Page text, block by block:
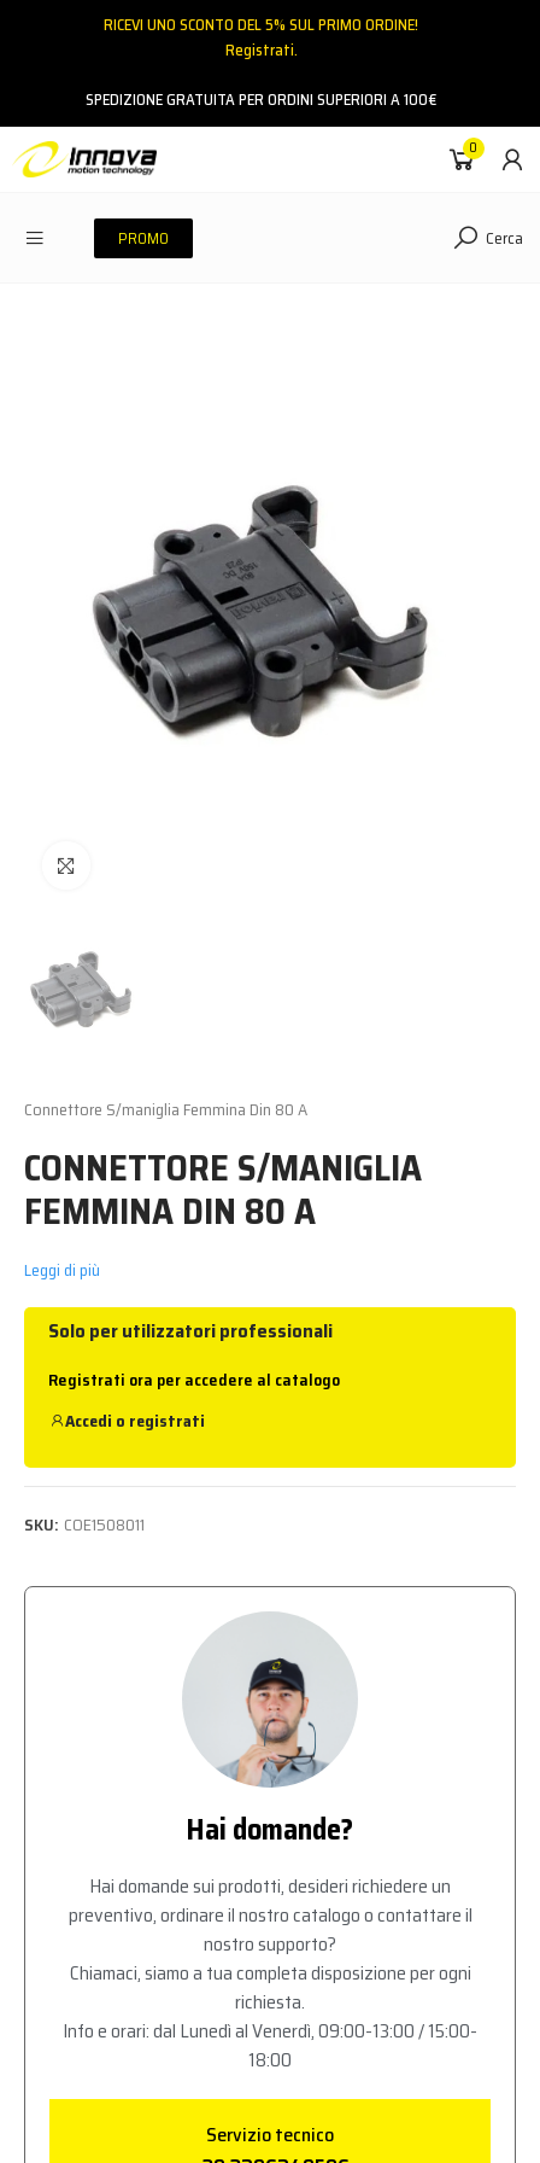
RICEVI UNO SCONTO DEL 5% SUL PRIMO ORDINE!
Registrati.
SPEDIZIONE GRATUITA PER ORDINI SUPERIORI A 100€
0
PROMO Cerca
Connettore S/maniglia Femmina Din 80 A
CONNETTORE S/MANIGLIA
FEMMINA DIN 80 A
Leggi di più
Solo per utilizzatori professionali
Registrati ora per accedere al catalogo
Accedi o registrati
SKU: COE1508011
Hai domande?
Hai domande sui prodotti, desideri richiedere un
preventivo, ordinare il nostro catalogo o contattare il
nostro supporto?
Chiamaci, siamo a tua completa disposizione per ogni
richiesta.
Info e orari: dal Lunedì al Venerdì, 09:00-13:00 / 15:00-
18:00
Servizio tecnico